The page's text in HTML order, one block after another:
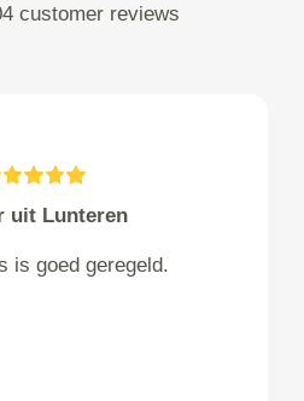
customer reviews
uit Lunteren
is goed geregeld.